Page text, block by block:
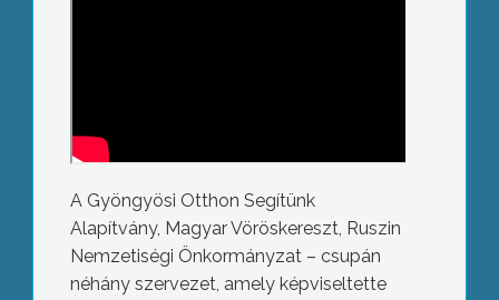
A Gyöngyösi Otthon Segítünk
Alapítvány, Magyar Vöröskereszt, Ruszin
Nemzetiségi Önkormányzat – csupán
néhány szervezet, amely képviseltette